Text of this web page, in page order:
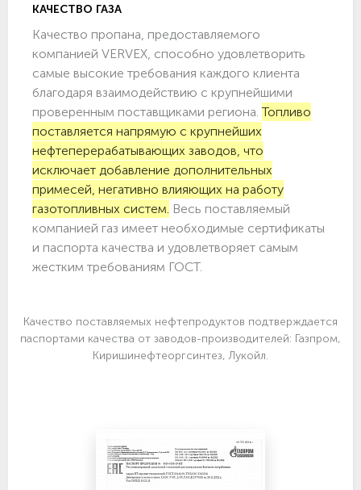
КАЧЕСТВО ГАЗА
Качество пропана, предоставляемого
компанией VERVEX, способно удовлетворить
самые высокие требования каждого клиента
благодаря взаимодействию с крупнейшими
проверенным поставщиками региона.Топливо
поставляется напрямую с крупнейших
нефтеперерабатывающих заводов, что
исключает добавление дополнительных
примесей, негативно влияющих на работу
газотопливных систем. Весь поставляемый
компанией газ имеет необходимые сертификаты
и паспорта качества и удовлетворяет самым
жестким требованиям ГОСТ.
Качество поставляемых нефтепродуктов подтверждается
паспортами качества от заводов-производителей: Газпром,
Киришинефтеоргсинтез, Лукойл.